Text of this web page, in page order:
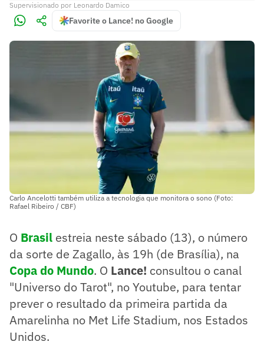
Supervisionado por Leonardo Damico
Favorite o Lance! no Google
Carlo Ancelotti também utiliza a tecnologia que monitora o sono (Foto:
Rafael Ribeiro / CBF)
O Brasil estreia neste sábado (13), o número
da sorte de Zagallo, às 19h (de Brasília), na
Copa do Mundo. O Lance! consultou o canal
"Universo do Tarot", no Youtube, para tentar
prever o resultado da primeira partida da
Amarelinha no Met Life Stadium, nos Estados
Unidos.